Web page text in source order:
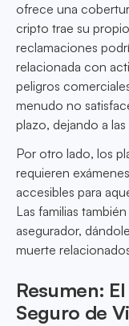
ofrece una
cripto trae su
reclamaciones
relacionada con
peligros
menudo no
plazo, dejando a
Por otro lado, los
requieren
accesibles para
Las familias
asegurador,
muerte
Resumen:
Seguro de